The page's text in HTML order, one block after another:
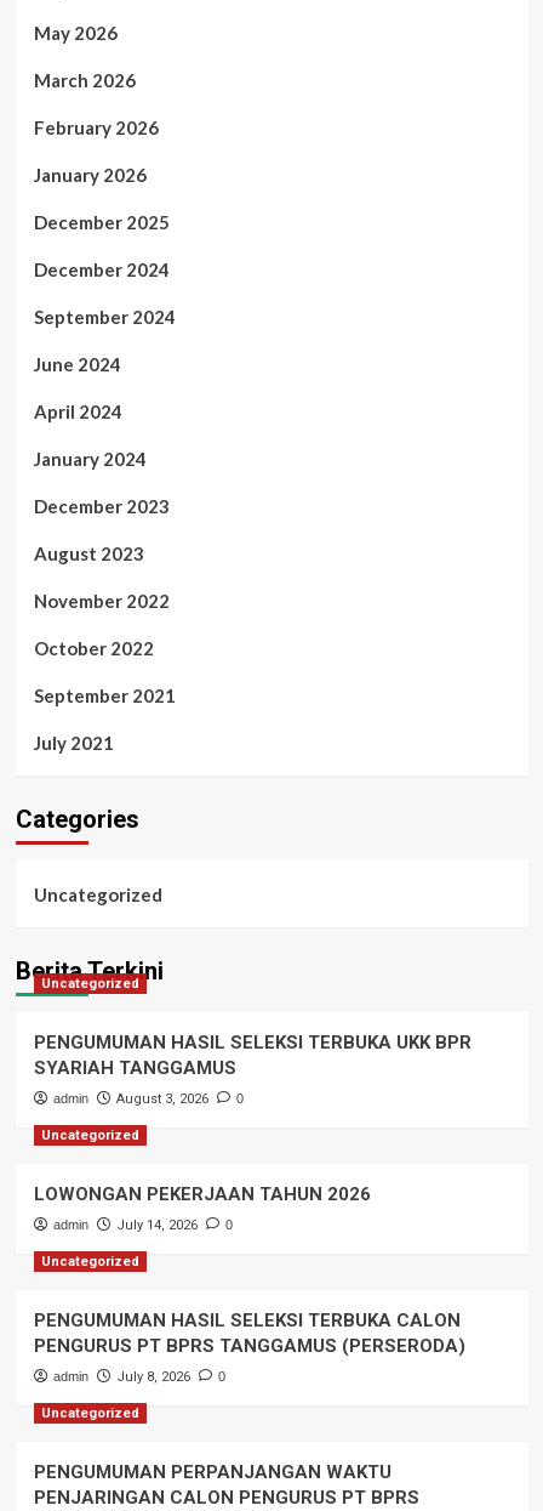
May 2026
March 2026
February 2026
January 2026
December 2025
December 2024
September 2024
June 2024
April 2024
January 2024
December 2023
August 2023
November 2022
October 2022
September 2021
July 2021
Categories
Uncategorized
Berita Terkini
Uncategorized
PENGUMUMAN HASIL SELEKSI TERBUKA UKK BPR
SYARIAH TANGGAMUS
admin August 3, 2026 0
Uncategorized
LOWONGAN PEKERJAAN TAHUN 2026
admin July 14, 2026 0
Uncategorized
PENGUMUMAN HASIL SELEKSI TERBUKA CALON
PENGURUS PT BPRS TANGGAMUS (PERSERODA)
admin July 8, 2026 0
Uncategorized
PENGUMUMAN PERPANJANGAN WAKTU
PENJARINGAN CALON PENGURUS PT BPRS